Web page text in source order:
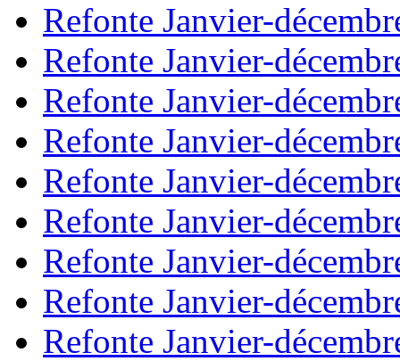
Refonte Janvier-
Refonte Janvier-
Refonte Janvier-
Refonte Janvier-
Refonte Janvier-
Refonte Janvier-
Refonte Janvier-
Refonte Janvier-
Refonte Janvier-